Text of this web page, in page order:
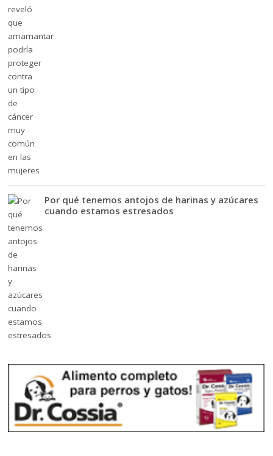
Por qué tenemos antojos de harinas y azúcares
cuando estamos estresados